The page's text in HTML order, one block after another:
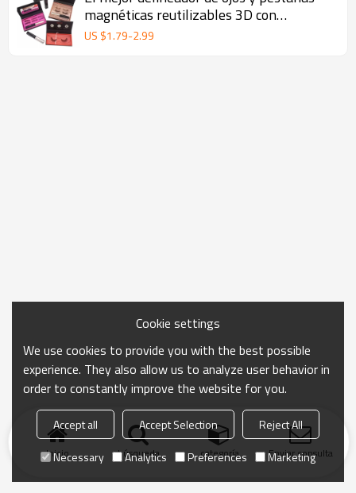
magnéticas reutilizables 3D con
delineador de ojos
US $1.79-2.99
Inicio búsqueda categoría Enviar consulta
Cookie settings
We use cookies to provide you with the best possible
experience. They also allow us to analyze user behavior in
order to constantly improve the website for you.
Accept all Accept Selection
Reject All
Necessary
Analytics Preferences Marketing